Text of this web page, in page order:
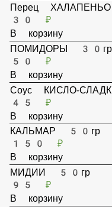
Перец ХАЛАПЕНЬО 20гр
30 ₽
В корзину
ПОМИДОРЫ 30гр
50 ₽
В корзину
45 ₽
В корзину
КАЛЬМАР 50гр
150 ₽
В корзину